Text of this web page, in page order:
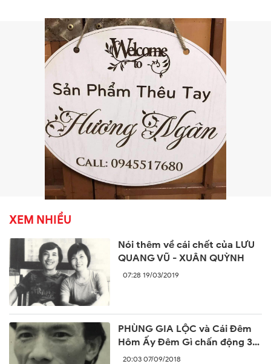
XEM NHIỀU
Nói thêm về cái chết của LƯU
QUANG VŨ - XUÂN QUỲNH
07:28 19/03/2019
PHÙNG GIA LỘC và Cái Đêm
Hôm Ấy Đêm Gì chấn động 30
năm trước
20:03 07/09/2018